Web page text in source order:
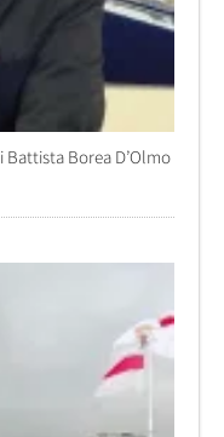
Battista Borea D’Olmo